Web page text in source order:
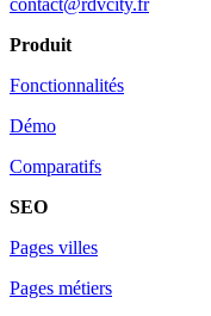
Produit
Fonctionnalités
Démo
Comparatifs
SEO
Pages villes
Pages métiers